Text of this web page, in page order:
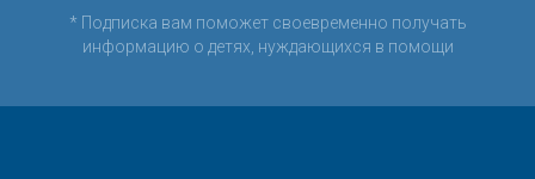
* Подписка вам поможет своевременно получать
информацию о детях, нуждающихся в помощи